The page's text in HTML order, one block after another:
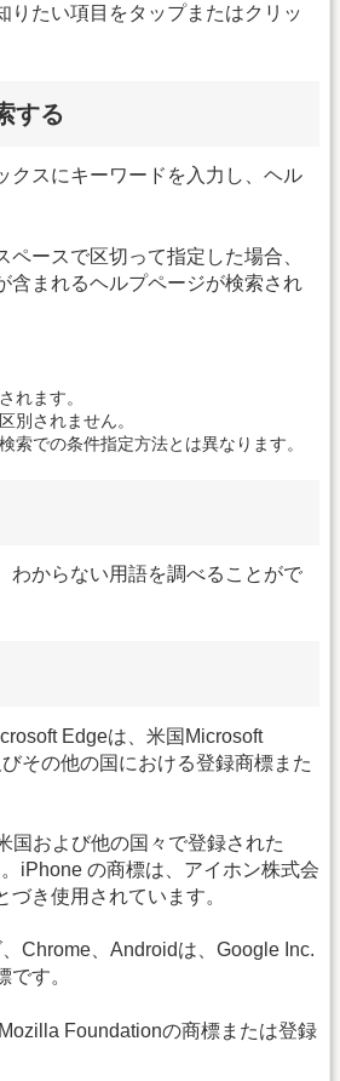
りたい項目をタップまたはクリッ
する
クスにキーワードを入力し、ヘル
ペースで区切って指定した場合、
含まれるヘルプページが検索され
れます。
別されません。
索での条件指定方法とは異なります。
わからない用語を調べることがで
Edgeは、米国Microsoft
その他の国における登録商標また
国および他の国々で登録された
iPhone の商標は、アイホン株式会
き使用されています。
Chrome、Androidは、Google Inc.
す。
Foundationの商標または登録